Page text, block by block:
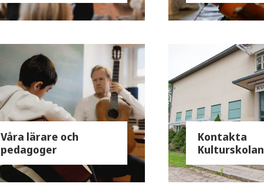
Våra lärare och
pedagoger
Kontakta
Kulturskolan